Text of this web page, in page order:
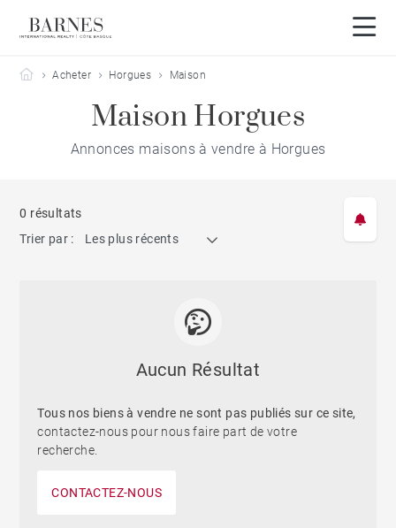
Barnes Côte Basque
Acheter Horgues Maison
Maison Horgues
Annonces maisons à vendre à Horgues
0 résultats
Trier par :
Les plus récents
Aucun Résultat
Tous nos biens à vendre ne sont pas publiés sur ce site,
contactez-nous pour nous faire part de votre
recherche.
CONTACTEZ-NOUS